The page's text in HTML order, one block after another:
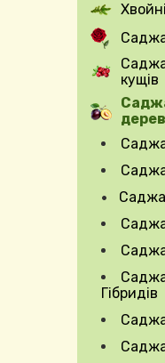
Expand
Expand
кущів
Expand
дерев
Expand
Гібридів